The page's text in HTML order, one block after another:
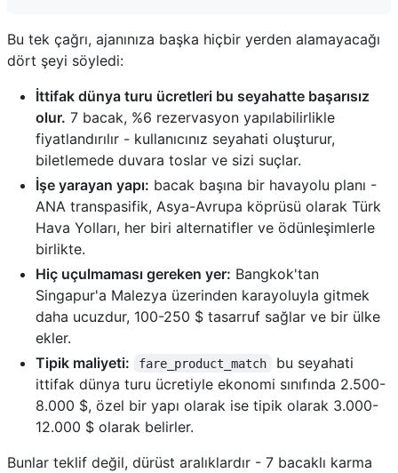
Bu tek çağrı, ajanınıza başka hiçbir yerden alamayacağı
dört şeyi söyledi:
İttifak dünya turu ücretleri bu seyahatte başarısız
olur. 7 bacak, %6 rezervasyon yapılabilirlikle
fiyatlandırılır - kullanıcınız seyahati oluşturur,
biletlemede duvara toslar ve sizi suçlar.
İşe yarayan yapı: bacak başına bir havayolu planı -
ANA transpasifik, Asya-Avrupa köprüsü olarak Türk
Hava Yolları, her biri alternatifler ve ödünleşimlerle
birlikte.
Hiç uçulmaması gereken yer: Bangkok'tan
Singapur'a Malezya üzerinden karayoluyla gitmek
daha ucuzdur, 100-250 $ tasarruf sağlar ve bir ülke
ekler.
Tipik maliyeti:
fare_product_match
bu seyahati
ittifak dünya turu ücretiyle ekonomi sınıfında 2.500-
8.000 $, özel bir yapı olarak ise tipik olarak 3.000-
12.000 $ olarak belirler.
Bunlar teklif değil, dürüst aralıklardır - 7 bacaklı karma